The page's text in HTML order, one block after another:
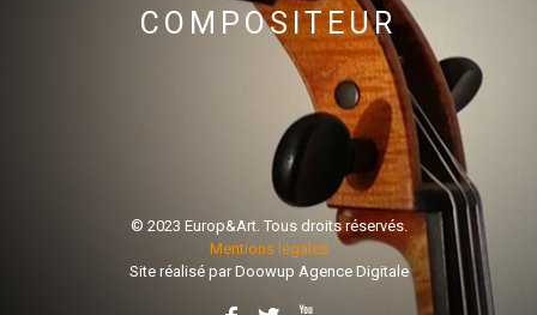
COMPOSITEUR
© 2023 Europ&Art. Tous droits réservés.
Mentions légales
Site réalisé parDoowup Agence Digitale